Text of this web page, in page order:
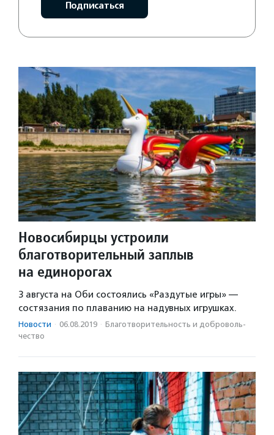
Подписаться
Новосибирцы устроили
благотворительный заплыв
на единорогах
3 августа на Оби состоялись «Раздутые игры» —
состязания по плаванию на надувных игрушках.
Новости · 06.08.2019 · Благотвори­тель­ность и доброволь­
чест­во